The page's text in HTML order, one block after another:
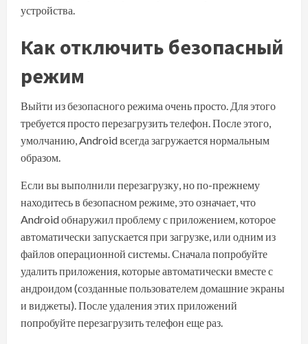
устройства.
Как отключить безопасный
режим
Выйти из безопасного режима очень просто. Для этого
требуется простоперезагрузить телефон. После этого,
умолчанию, Android всегда загружается нормальным
образом.
Если вы выполнили перезагрузку, но по-прежнему
находитесь в безопасном режиме, это означает, что
Android обнаружил проблему с приложением, которое
автоматически запускается при загрузке, или одним из
файлов операционной системы. Сначала попробуйте
удалить приложения, которые автоматически вместе с
андроидом (созданные пользователем домашние экраны
и виджеты). После удаления этих приложений
попробуйте перезагрузить телефон еще раз.